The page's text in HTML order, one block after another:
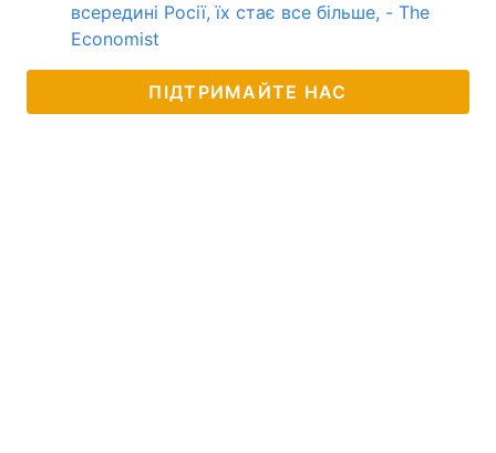
всередині Росії, їх стає все більше, - The
Economist
ПІДТРИМАЙТЕ НАС